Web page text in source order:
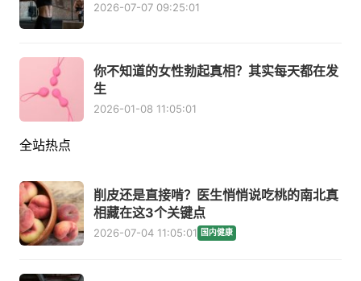
2026-07-07 09:25:01
你不知道的女性勃起真相？其实每天都在发
生
2026-01-08 11:05:01
全站热点
削皮还是直接啃？医生悄悄说吃桃的南北真
相藏在这3个关键点
2026-07-04 11:05:01 国内健康